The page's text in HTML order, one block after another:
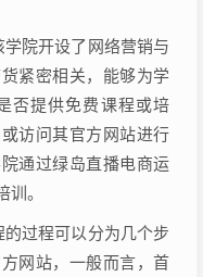
院开设了网络营销与
紧密相关，能够为学
否提供免费课程或培
访问其官方网站进行
通过绿岛直播电商运
。
过程可以分为几个步
网站，一般而言，首